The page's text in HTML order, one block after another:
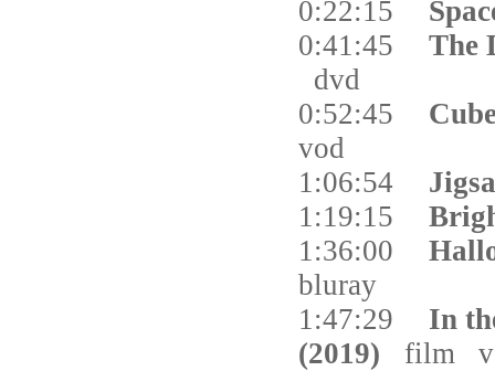
0:22:15
0:41:45
The
dvd
0:52:45
vod
1:06:54
1:19:15
1:36:00
bluray
1:47:29
In
(2019)
film